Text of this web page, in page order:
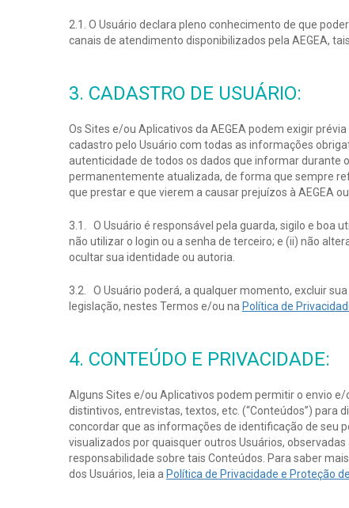
2.1. O Usuário declara pleno conhecimento de que
canais de atendimento disponibilizados pela AEGEA,
3. CADASTRO DE USUÁRIO:
Os Sites e/ou Aplicativos da AEGEA podem exigir
cadastro pelo Usuário com todas as informações
autenticidade de todos os dados que informar durante
permanentemente atualizada, de forma que sempre
que prestar e que vierem a causar prejuízos à AEGEA
3.1. O Usuário é responsável pela guarda, sigilo e boa
não utilizar o login ou a senha de terceiro; e (ii) não
ocultar sua identidade ou autoria.
3.2. O Usuário poderá, a qualquer momento, excluir
legislação, nestes Termos e/ou na Política de
4. CONTEÚDO E PRIVACIDADE:
Alguns Sites e/ou Aplicativos podem permitir o envio
distintivos, entrevistas, textos, etc. (“Conteúdos”) para
concordar que as informações de identificação de seu
visualizados por quaisquer outros Usuários,
responsabilidade sobre tais Conteúdos. Para saber
dos Usuários, leia a Política de Privacidade e Proteção